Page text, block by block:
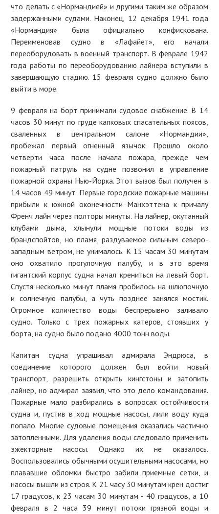
что делать с «Нормандией» и другими таким же образом
задержанными судами. Наконец, 12 декабря 1941 года
«Нормандия» была официально конфискована.
Переименовав судно в «Лафайет», его начали
переоборудовать в военный транспорт. В феврале 1942
года работы по переоборудованию лайнера вступили в
завершающую стадию. 15 февраля судно должно было
выйти в море.
9 февраля на борт принимали судовое снабжение. В 14
часов 30 минут по груде капковых спасательных поясов,
сваленных в центральном салоне «Нормандии»,
пробежал первый огненный язычок. Прошло около
четверти часа после начала пожара, прежде чем
пожарный патруль на судне позвонил в управление
пожарной охраны Нью-Йорка. Этот вызов был получен в
14 часов 49 минут. Первые городские пожарные машины
прибыли к южной оконечности Манхэттена к причалу
Френч лайн через полторы минуты. На лайнер, окутанный
клубами дыма, хлынули мощные потоки воды из
брандспойтов, но пламя, раздуваемое сильным северо-
западным ветром, не унималось. К 15 часам 30 минутам
оно охватило прогулочную палубу, и в это время
гигантский корпус судна начал крениться на левый борт.
Спустя несколько минут пламя пробилось на шлюпочную
и солнечную палубы, а чуть позднее занялся мостик.
Огромное количество воды беспрерывно заливало
судно. Только с трех пожарных катеров, стоявших у
борта, на судно было подано 4000 тонн воды.
Капитан судна упрашивал адмирала Эндрюса, в
соединение которого должен был войти новый
транспорт, разрешить открыть кингстоны и затопить
лайнер, но адмирал заявил, что это дело командования.
Пожарные мало разбирались в вопросах остойчивости
судна и, пустив в ход мощные насосы, лили воду куда
попало. Многие судовые помещения оказались частично
затопленными. Для удаления воды следовало применить
эжекторные насосы. Однако их не оказалось.
Воспользовались обычными осушительными насосами, но
плававшие обломки быстро забили приемные сетки, и
насосы вышли из строя. К 21 часу 30 минутам крен достиг
17 градусов, к 23 часам 30 минутам - 40 градусов, а 10
февраля в 2 часа 39 минут потоки грязной воды и